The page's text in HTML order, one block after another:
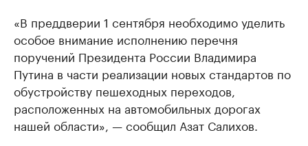
«В преддверии 1 сентября необходимо уделить
особое внимание исполнению перечня
поручений Президента России Владимира
Путина в части реализации новых стандартов по
обустройству пешеходных переходов,
расположенных на автомобильных дорогах
нашей области», — сообщил Азат Салихов.